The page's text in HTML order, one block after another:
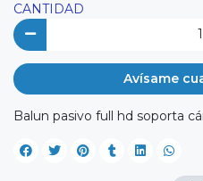
CANTIDAD
Avísame
Balun pasivo full hd soporta